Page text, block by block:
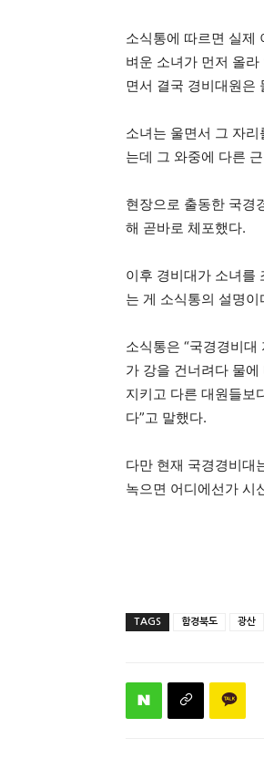
소식통에 따르면 실제
벼운 소녀가 먼저 올
면서 결국 경비대원은
소녀는 울면서 그 자
는데 그 와중에 다른
현장으로 출동한 국경
해 곧바로 체포했다.
이후 경비대가 소녀를
는 게 소식통의 설명이
소식통은 “국경경비
가 강을 건너려다 물
지키고 다른 대원들보
다”고 말했다.
다만 현재 국경경비대
녹으면 어디에선가 시
TAGS 함경북도 광산